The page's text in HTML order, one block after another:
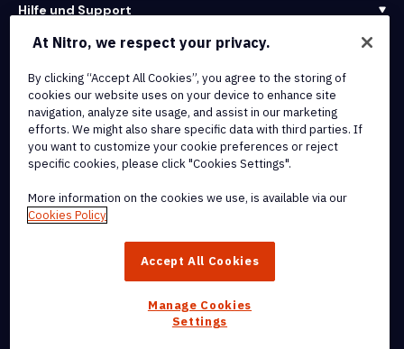
Hilfe und Support
Nutzungsbedingungen
Cookie-Richtlinie
Copyright-Richtlinie
Alle Bedingungen und Richtlinien
Marken von Nitro Software, Inc. oder seinen verbundenen
At Nitro, we respect your privacy.
By clicking “Accept All Cookies”, you agree to the storing of
cookies our website uses on your device to enhance site
navigation, analyze site usage, and assist in our marketing
efforts. We might also share specific data with third parties. If
you want to customize your cookie preferences or reject
specific cookies, please click "Cookies Settings".
More information on the cookies we use, is available via our
Cookies Policy
Accept All Cookies
Manage Cookies
Settings